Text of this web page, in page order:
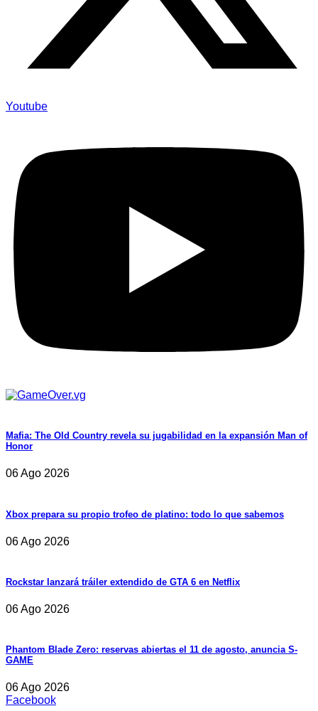
Youtube
Mafia: The Old Country revela su jugabilidad en la expansión Man of
Honor
06 Ago 2026
Xbox prepara su propio trofeo de platino: todo lo que sabemos
06 Ago 2026
Rockstar lanzará tráiler extendido de GTA 6 en Netflix
06 Ago 2026
Phantom Blade Zero: reservas abiertas el 11 de agosto, anuncia S-
GAME
06 Ago 2026
Facebook